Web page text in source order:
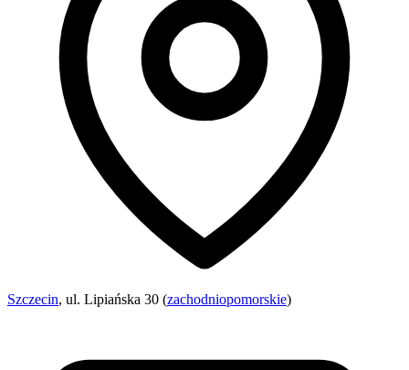
Szczecin, ul. Lipiańska 30 (zachodniopomorskie)